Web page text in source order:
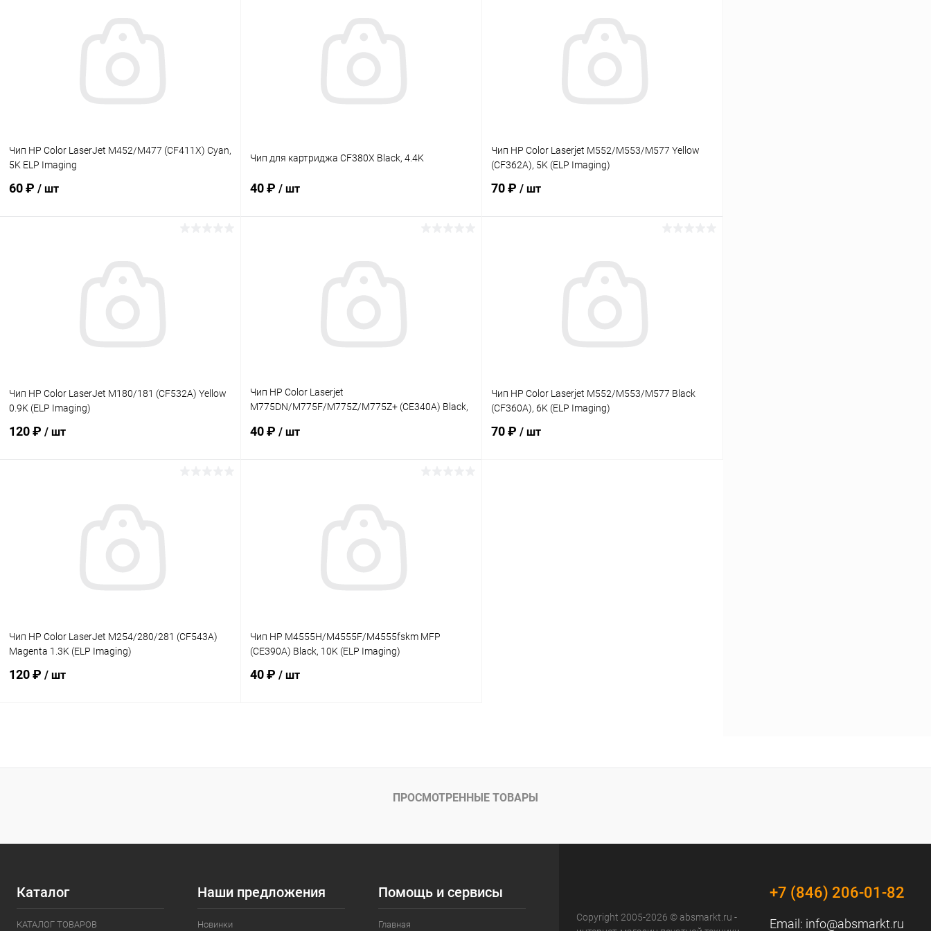
Чип HP Color LaserJet M452/M477 (CF411X) Cyan,
5K ELP Imaging
60 ₽ / шт
Чип для картриджа CF380X Black, 4.4K
40 ₽ / шт
Чип HP Color Laserjet M552/M553/M577 Yellow
(CF362A), 5K (ELP Imaging)
70 ₽ / шт
Чип HP Color LaserJet M180/181 (CF532A) Yellow
0.9K (ELP Imaging)
120 ₽ / шт
Чип HP Color Laserjet
M775DN/M775F/M775Z/M775Z+ (CE340A) Black,
40 ₽ / шт
Чип HP Color Laserjet M552/M553/M577 Black
(CF360A), 6K (ELP Imaging)
70 ₽ / шт
Чип HP Color LaserJet M254/280/281 (CF543A)
Magenta 1.3K (ELP Imaging)
120 ₽ / шт
Купить в 1 клик Сравнение
Чип HP M4555H/M4555F/M4555fskm MFP
(CE390A) Black, 10K (ELP Imaging)
40 ₽ / шт
Купить в 1 клик Сравнение
В наличии
ПРОСМОТРЕННЫЕ ТОВАРЫ
Каталог
КАТАЛОГ ТОВАРОВ
Наши предложения
Новинки
Помощь и сервисы
Главная
Copyright 2005-2026 © absmarkt.ru -
+7 (846) 206-01-82
Email: info@absmarkt.ru